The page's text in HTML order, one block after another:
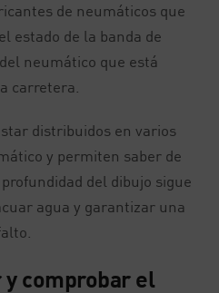
de neumáticos que
estado de la banda de
neumático que está
carretera.
distribuidos en varios
y permiten saber de
del dibujo sigue
agua y garantizar una
comprobar el